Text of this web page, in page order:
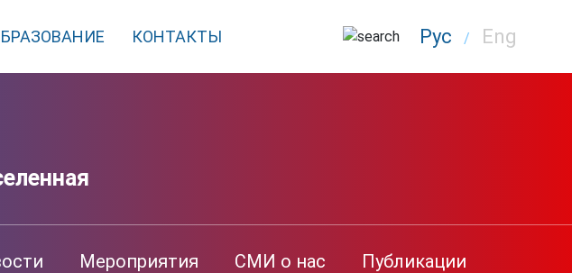
КОНТАКТЫ Рус / Eng
Мероприятия СМИ о нас Публикации